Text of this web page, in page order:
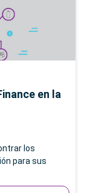
en la
los
para sus